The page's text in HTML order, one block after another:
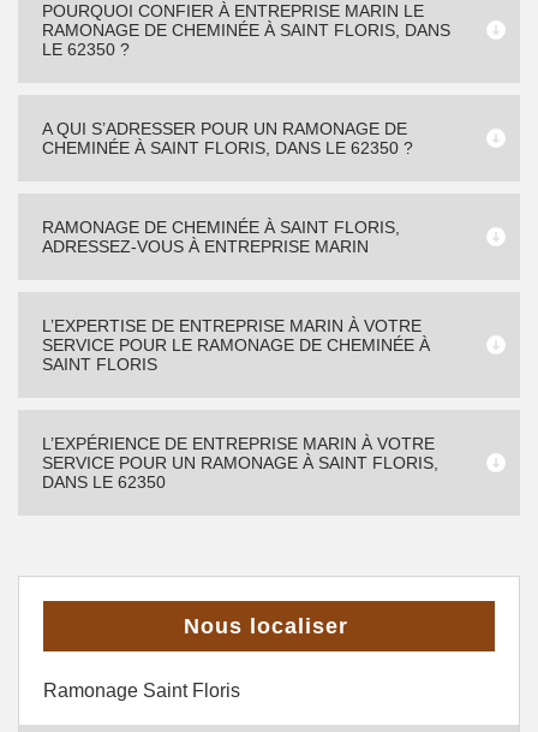
POURQUOI CONFIER À ENTREPRISE MARIN LE
RAMONAGE DE CHEMINÉE À SAINT FLORIS, DANS
LE 62350 ?
A QUI S’ADRESSER POUR UN RAMONAGE DE
CHEMINÉE À SAINT FLORIS, DANS LE 62350 ?
RAMONAGE DE CHEMINÉE À SAINT FLORIS,
ADRESSEZ-VOUS À ENTREPRISE MARIN
L’EXPERTISE DE ENTREPRISE MARIN À VOTRE
SERVICE POUR LE RAMONAGE DE CHEMINÉE À
SAINT FLORIS
L’EXPÉRIENCE DE ENTREPRISE MARIN À VOTRE
SERVICE POUR UN RAMONAGE À SAINT FLORIS,
DANS LE 62350
Nous localiser
Ramonage Saint Floris